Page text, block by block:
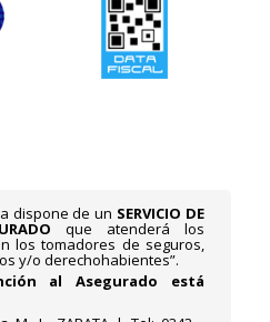
dispone de un SERVICIO DE
que atenderá los
los tomadores de seguros,
y/o derechohabientes”.
al Asegurado está